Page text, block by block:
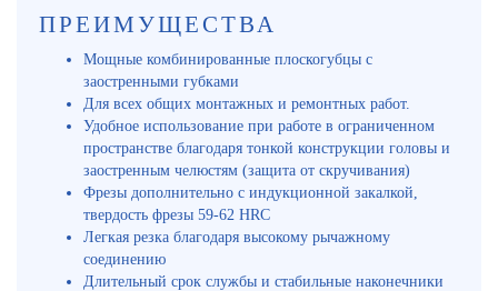
ПРЕИМУЩЕСТВА
Мощные комбинированные плоскогубцы с
заостренными губками
Для всех общих монтажных и ремонтных работ.
Удобное использование при работе в ограниченном
пространстве благодаря тонкой конструкции головы и
заостренным челюстям (защита от скручивания)
Фрезы дополнительно с индукционной закалкой,
твердость фрезы 59-62 HRC
Легкая резка благодаря высокому рычажному
соединению
Длительный срок службы и стабильные наконечники